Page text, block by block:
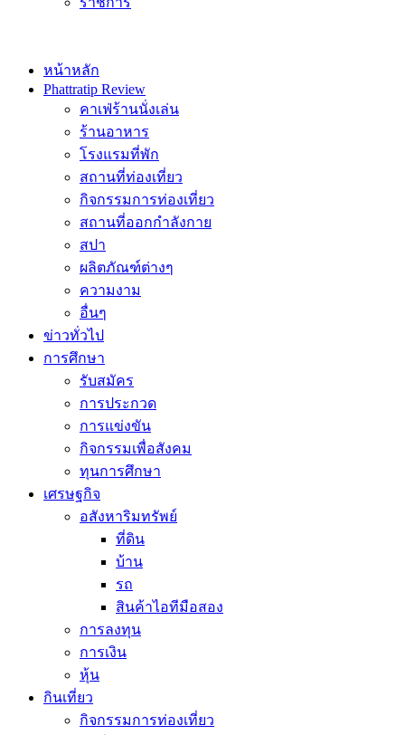
หน้าหลัก
Phattratip Review
คาเฟ่ร้านนั่งเล่น
ร้านอาหาร
โรงแรมที่พัก
สถานที่ท่องเที่ยว
กิจกรรมการท่องเที่ยว
สถานที่ออกกำลังกาย
สปา
ผลิตภัณฑ์ต่างๆ
ความงาม
อื่นๆ
ข่าวทั่วไป
การศึกษา
รับสมัคร
การประกวด
การแข่งขัน
กิจกรรมเพื่อสังคม
ทุนการศึกษา
เศรษฐกิจ
อสังหาริมทรัพย์
ที่ดิน
บ้าน
รถ
สินค้าไอทีมือสอง
การลงทุน
การเงิน
หุ้น
กินเที่ยว
กิจกรรมการท่องเที่ยว